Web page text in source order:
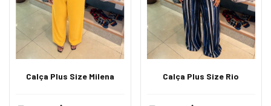
Calça Plus Size Milena Calça Plus Size Rio